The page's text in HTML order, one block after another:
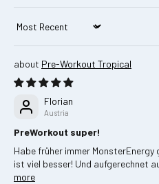
Sort by
Pre‑Workout Tropical
Florian
Austria
PreWorkout super!
Habe früher immer
ist viel besser! Und aufgerechnet
more